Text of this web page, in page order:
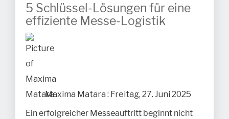
5 Schlüssel-Lösungen für eine
effiziente Messe-Logistik
Maxima Matara : Freitag, 27. Juni 2025
Ein erfolgreicher Messeauftritt beginnt nicht